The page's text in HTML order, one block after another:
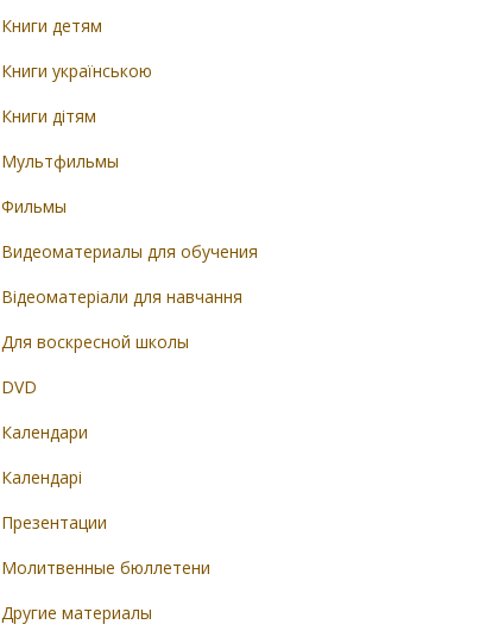
Книги детям
Книги українською
Книги дітям
Мультфильмы
Фильмы
Видеоматериалы для обучения
Відеоматеріали для навчання
Для воскресной школы
DVD
Календари
Календарі
Презентации
Молитвенные бюллетени
Другие материалы